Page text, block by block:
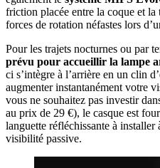
friction placée entre la coque et la
forces de rotation néfastes lors
Pour les trajets nocturnes ou par
prévu pour accueillir la lampe
ci s’intègre à l’arrière en un clin
augmenter instantanément votre
vous ne souhaitez pas investir
au prix de 29 €), le casque est
languette réfléchissante à installer
visibilité passive.